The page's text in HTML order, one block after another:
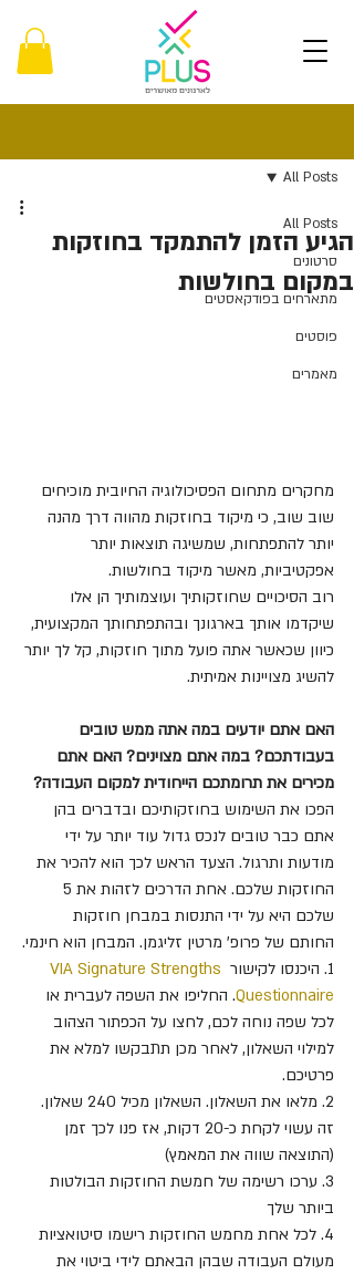
All Posts
סרטונים
מתארחים בפודקאסטים
פוסטים
מאמרים
All Posts
הגיע הזמן להתמקד בחוזקות
במקום בחולשות
מחקרים מתחום הפסיכולוגיה החיובית מוכיחים
שוב שוב, כי מיקוד בחוזקות מהווה דרך מהנה
יותר להתפתחות, שמשיגה תוצאות יותר
אפקטיביות, מאשר מיקוד בחולשות.
רוב הסיכויים שחוזקותיך ועוצמותיך הן אלו
שיקדמו אותך בארגונך ובהתפתחותך המקצועית,
כיוון שכאשר אתה פועל מתוך חוזקות, קל לך יותר
להשיג מצויינות אמיתית.
האם אתם יודעים במה אתה ממש טובים
בעבודתכם? במה אתם מצוינים? האם אתם
מכירים את תרומתכם הייחודית למקום העבודה?
הפכו את השימוש בחוזקותיכם ובדברים בהן
אתם כבר טובים לנכס גדול עוד יותר על ידי
מודעות ותרגול. הצעד הראש לכך הוא להכיר את
שלכם היא על ידי התנסות במבחן חוזקות
החותם של פרופ' מרטין זליגמן. המבחן הוא חינמי.
1. היכנסו לקישור
VIA Signature Strengths
Questionnaire. החליפו את השפה לעברית או
לכל שפה נוחה לכם, לחצו על הכפתור הצהוב
למילוי השאלון, לאחר מכן תתבקשו למלא את
פרטיכם.
2. מלאו את השאלון. השאלון מכיל 240 שאלון.
זה עשוי לקחת כ-20 דקות, אז פנו לכך זמן
(התוצאה שווה את המאמץ)
3. ערכו רשימה של חמשת החוזקות הבולטות
ביותר שלך
4. לכל אחת מחמש החוזקות רישמו סיטואציות
מעולם העבודה שבהן הבאתם לידי ביטוי את